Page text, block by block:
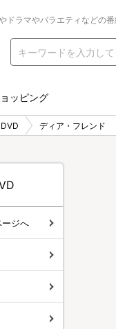
ドラマやバラエティなどの
ッピング
ディア・フレンド
ージへ